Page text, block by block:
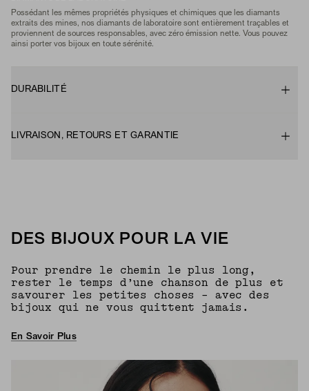
Possédant les mêmes propriétés physiques et chimiques que les diamants
extraits des mines, nos diamants de laboratoire sont entièrement traçables et
proviennent de sources responsables, avec zéro émission nette. Vous pouvez
ainsi porter vos bijoux en toute sérénité.
DURABILITÉ
LIVRAISON, RETOURS ET GARANTIE
DES BIJOUX POUR LA VIE
Pour prendre le chemin le plus long,
rester le temps d’une chanson de plus et
savourer les petites choses – avec des
bijoux qui ne vous quittent jamais.
En Savoir Plus